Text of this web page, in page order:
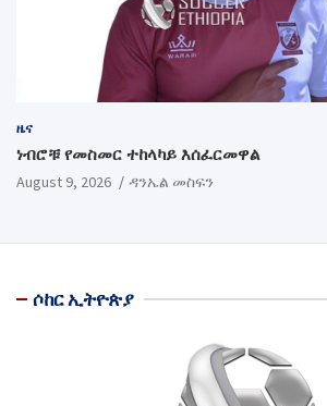
ዜና
ነብሮቹ የመስመር ተከላካይ እሰፈርመዋል
August 9, 2026 ዳንኤል መስፍን
ሶከር ኢትዮጵያ